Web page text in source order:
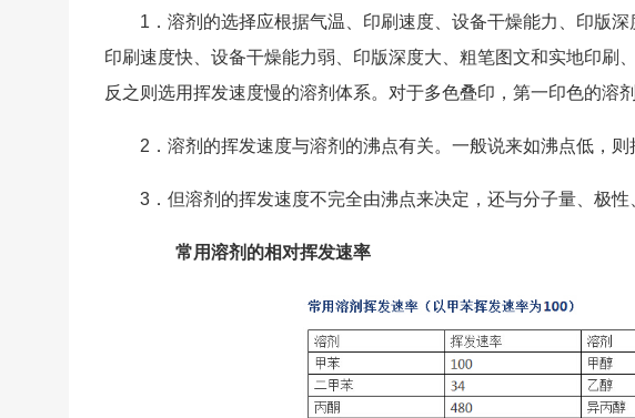
1．溶剂的选择应根据气温、印刷速度、设备干燥能力、印版
印刷速度快、设备干燥能力弱、印版深度大、粗笔图文和实地印刷
反之则选用挥发速度慢的溶剂体系。对于多色叠印，第一印色的溶
2．溶剂的挥发速度与溶剂的沸点有关。一般说来如沸点低，则
3．但溶剂的挥发速度不完全由沸点来决定，还与分子量、极性
常用溶剂的相对挥发速率